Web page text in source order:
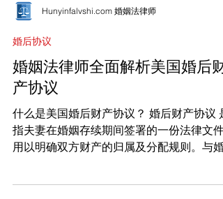
Hunyinfalvshi.com 婚姻法律师
婚后协议
婚姻法律师全面解析美国婚后财
产协议
什么是美国婚后财产协议？ 婚后财产协议 是